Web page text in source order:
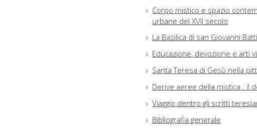
Corpo mistico e spazio
urbane del XVII secolo
La Basilica di san Giovanni
Educazione, devozione e arti
Santa Teresa di Gesù nella
Derive aeree della mistica : il
Viaggio dentro gli scritti
Bibliografia generale